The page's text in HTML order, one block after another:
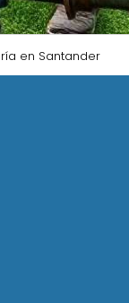
en Santander